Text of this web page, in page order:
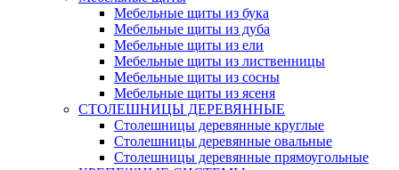
Мебельные щиты из бука
Мебельные щиты из дуба
Мебельные щиты из ели
Мебельные щиты из лиственницы
Мебельные щиты из сосны
Мебельные щиты из ясеня
СТОЛЕШНИЦЫ ДЕРЕВЯННЫЕ
Столешницы деревянные круглые
Столешницы деревянные овальные
Столешницы деревянные прямоугольные